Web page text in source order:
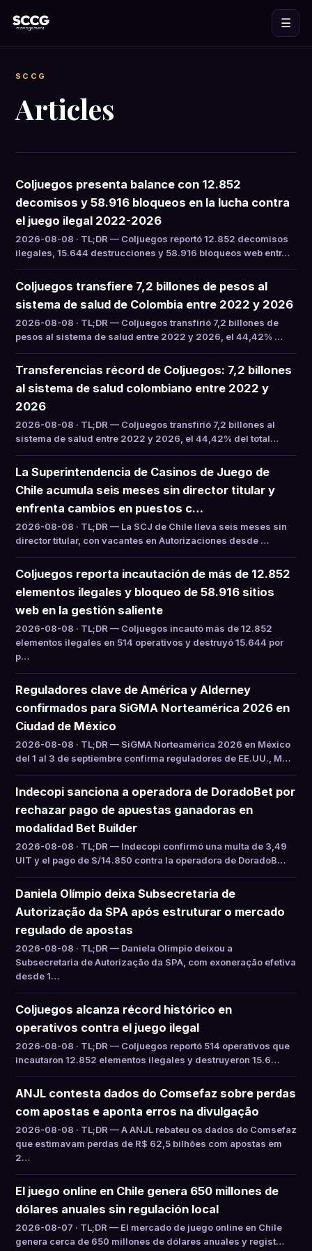
☰
SCCG
Articles
Coljuegos presenta balance con 12.852
decomisos y 58.916 bloqueos en la lucha contra
el juego ilegal 2022-2026
2026-08-08 · TL;DR — Coljuegos reportó 12.852 decomisos
ilegales, 15.644 destrucciones y 58.916 bloqueos web entr…
Coljuegos transfiere 7,2 billones de pesos al
sistema de salud de Colombia entre 2022 y 2026
2026-08-08 · TL;DR — Coljuegos transfirió 7,2 billones de
pesos al sistema de salud entre 2022 y 2026, el 44,42% …
Transferencias récord de Coljuegos: 7,2 billones
al sistema de salud colombiano entre 2022 y
2026
2026-08-08 · TL;DR — Coljuegos transfirió 7,2 billones al
sistema de salud entre 2022 y 2026, el 44,42% del total…
La Superintendencia de Casinos de Juego de
Chile acumula seis meses sin director titular y
enfrenta cambios en puestos c…
2026-08-08 · TL;DR — La SCJ de Chile lleva seis meses sin
director titular, con vacantes en Autorizaciones desde …
Coljuegos reporta incautación de más de 12.852
elementos ilegales y bloqueo de 58.916 sitios
web en la gestión saliente
2026-08-08 · TL;DR — Coljuegos incautó más de 12.852
elementos ilegales en 514 operativos y destruyó 15.644 por
p…
Reguladores clave de América y Alderney
confirmados para SiGMA Norteamérica 2026 en
Ciudad de México
2026-08-08 · TL;DR — SiGMA Norteamérica 2026 en México
del 1 al 3 de septiembre confirma reguladores de EE.UU., M…
Indecopi sanciona a operadora de DoradoBet por
rechazar pago de apuestas ganadoras en
modalidad Bet Builder
2026-08-08 · TL;DR — Indecopi confirmó una multa de 3,49
UIT y el pago de S/14.850 contra la operadora de DoradoB…
Daniela Olímpio deixa Subsecretaria de
Autorização da SPA após estruturar o mercado
regulado de apostas
2026-08-08 · TL;DR — Daniela Olímpio deixou a
Subsecretaria de Autorização da SPA, com exoneração efetiva
desde 1…
Coljuegos alcanza récord histórico en
operativos contra el juego ilegal
2026-08-08 · TL;DR — Coljuegos reportó 514 operativos que
incautaron 12.852 elementos ilegales y destruyeron 15.6…
ANJL contesta dados do Comsefaz sobre perdas
com apostas e aponta erros na divulgação
2026-08-08 · TL;DR — A ANJL rebateu os dados do Comsefaz
que estimavam perdas de R$ 62,5 bilhões com apostas em
2…
El juego online en Chile genera 650 millones de
dólares anuales sin regulación local
2026-08-07 · TL;DR — El mercado de juego online en Chile
genera cerca de 650 millones de dólares anuales y regist…